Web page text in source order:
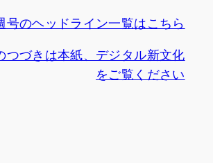
号のヘッドライン一覧はこちら
つづきは本紙、デジタル新文化
をご覧ください